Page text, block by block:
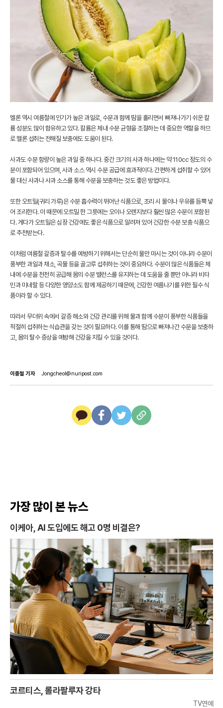
멜론 역시 여름철에 인기가 높은 과일로, 수분과 함께 땀을 흘리면서 빠져나가기 쉬운 칼
륨 성분도 많이 함유하고 있다. 칼륨은 체내 수분 균형을 조절하는 데 중요한 역할을 하므
로 멜론 섭취는 전해질 보충에도 도움이 된다.
사과도 수분 함량이 높은 과일 중 하나다. 중간 크기의 사과 하나에는 약 110cc 정도의 수
분이 포함되어 있으며, 사과 소스 역시 수분 공급에 효과적이다. 간편하게 섭취할 수 있어
물 대신 사과나 사과 소스를 통해 수분을 보충하는 것도 좋은 방법이다.
또한 오트밀(귀리 가루)은 수분 흡수력이 뛰어난 식품으로, 조리 시 물이나 우유를 듬뿍 넣
어 조리한다. 이 때문에 오트밀 한 그릇에는 오이나 오렌지보다 훨씬 많은 수분이 포함된
다. 게다가 오트밀은 심장 건강에도 좋은 식품으로 알려져 있어 건강한 수분 보충 식품으
로 추천받는다.
이처럼 여름철 갈증과 탈수를 예방하기 위해서는 단순히 물만 마시는 것이 아니라 수분이
풍부한 과일과 채소, 곡물 등을 골고루 섭취하는 것이 중요하다. 수분이 많은 식품들은 체
내에 수분을 천천히 공급해 몸의 수분 밸런스를 유지하는 데 도움을 줄 뿐만 아니라 비타
민과 미네랄 등 다양한 영양소도 함께 제공하기 때문에, 건강한 여름나기를 위한 필수 식
품이라 할 수 있다.
따라서 무더위 속에서 갈증 해소와 건강 관리를 위해 물과 함께 수분이 풍부한 식품들을
적절히 섭취하는 식습관을 갖는 것이 필요하다. 이를 통해 땀으로 빠져나간 수분을 보충하
고, 몸의 탈수 증상을 예방해 건강을 지킬 수 있을 것이다.
이종철 기자 Jongcheol@nuripost.com
가장 많이 본 뉴스
이케아, AI 도입에도 해고 0명 비결은?
코르티스, 롤라팔루자 강타
TV연예